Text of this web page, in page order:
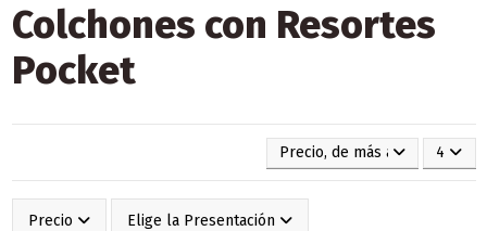
Colchones con Resortes
Pocket
Precio, de más alto a más
4
Precio Elige la Presentación